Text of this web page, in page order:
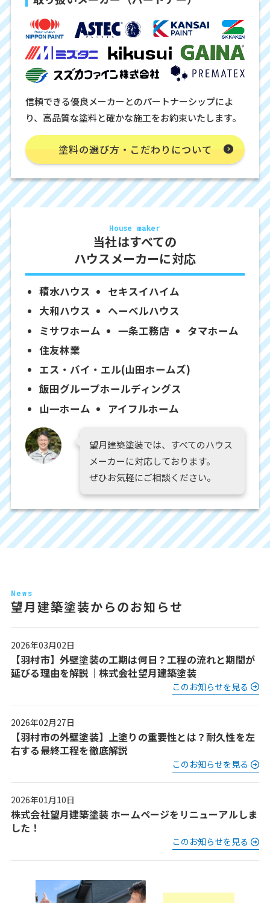
信頼できる優良メーカーとのパートナーシップによ
り、高品質な塗料と確かな施工をお約束いたします。
塗料の選び方・こだわりについて
House maker
当社はすべての
ハウスメーカーに対応
積水ハウス
セキスイハイム
大和ハウス
ヘーベルハウス
ミサワホーム
一条工務店
タマホーム
住友林業
エス・バイ・エル(山田ホームズ)
飯田グループホールディングス
山一ホーム
アイフルホーム
望月建築塗装では、すべてのハウス
メーカーに対応しております。
ぜひお気軽にご相談ください。
News
望月建築塗装からのお知らせ
2026年03月02日
【羽村市】外壁塗装の工期は何日？工程の流れと期間が
延びる理由を解説｜株式会社望月建築塗装
このお知らせを見る
2026年02月27日
【羽村市の外壁塗装】上塗りの重要性とは？耐久性を左
右する最終工程を徹底解説
このお知らせを見る
2026年01月10日
株式会社望月建築塗装 ホームページをリニューアルしま
した！
このお知らせを見る